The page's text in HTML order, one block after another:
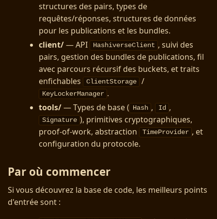
structures des pairs, types de
requêtes/réponses, structures de données
pour les publications et les bundles.
client/— API HashiverseClient , suivi des
pairs, gestion des bundles de publications, fil
avec parcours récursif des buckets, et traits
enfichables
ClientStorage /
KeyLockerManager .
tools/— Types de base ( Hash , Id ,
Signature ), primitives cryptographiques,
proof-of-work, abstraction
TimeProvider , et
configuration du protocole.
Par où commencer
Si vous découvrez la base de code, les meilleurs points
d'entrée sont :